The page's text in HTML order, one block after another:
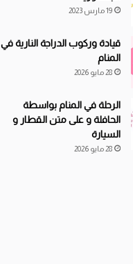
19 مارس 2023
قيادةوركوب الدراجة النارية في
المنام
28 مايو 2026
الرحلة في المنام بواسطة
الحافلة و على متن القطار و
السيارة
28 مايو 2026